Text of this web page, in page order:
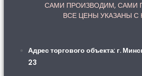
САМИ ПРОИЗВОДИМ, САМИ
ВСЕ ЦЕНЫ УКАЗАНЫ С
Адрес торгового объекта: г.
23